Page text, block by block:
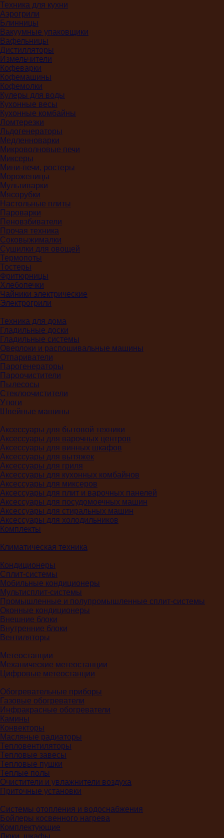
Техника для кухни
Аэрогрили
Блинницы
Вакуумные упаковщики
Вафельницы
Дистилляторы
Измельчители
Кофеварки
Кофемашины
Кофемолки
Кулеры для воды
Кухонные весы
Кухонные комбайны
Ломтерезки
Льдогенераторы
Медленноварки
Микроволновые печи
Миксеры
Мини-печи, ростеры
Мороженицы
Мультиварки
Мясорубки
Настольные плиты
Пароварки
Пеновзбиватели
Прочая техника
Соковыжималки
Сушилки для овощей
Термопоты
Тостеры
Фритюрницы
Хлебопечки
Чайники электрические
Электрогрили
Техника для дома
Гладильные доски
Гладильные системы
Оверлоки и распошивальные машины
Отпариватели
Парогенераторы
Пароочистители
Пылесосы
Стеклоочистители
Утюги
Швейные машины
Аксессуары для бытовой техники
Аксессуары для варочных центров
Аксессуары для винных шкафов
Аксессуары для вытяжек
Аксессуары для гриля
Аксессуары для кухонных комбайнов
Аксессуары для миксеров
Аксессуары для плит и варочных панелей
Аксессуары для посудомоечных машин
Аксессуары для стиральных машин
Аксессуары для холодильников
Комплекты
Климатическая техника
Кондиционеры
Сплит-системы
Мобильные кондиционеры
Мультисплит-системы
Промышленные и полупромышленные сплит-системы
Оконные кондиционеры
Внешние блоки
Внутренние блоки
Вентиляторы
Метеостанции
Механические метеостанции
Цифровые метеостанции
Обогревательные приборы
Газовые обогреватели
Инфракрасные обогреватели
Камины
Конвекторы
Масляные радиаторы
Тепловентиляторы
Тепловые завесы
Тепловые пушки
Теплые полы
Очистители и увлажнители воздуха
Приточные установки
Системы отопления и водоснабжения
Бойлеры косвенного нагрева
Комплектующие
Люки, шкафы